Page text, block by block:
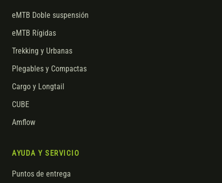
eMTB Doble suspensión
eMTB Rígidas
Trekking y Urbanas
Plegables y Compactas
Cargo y Longtail
CUBE
Amflow
AYUDA Y SERVICIO
Puntos de entrega